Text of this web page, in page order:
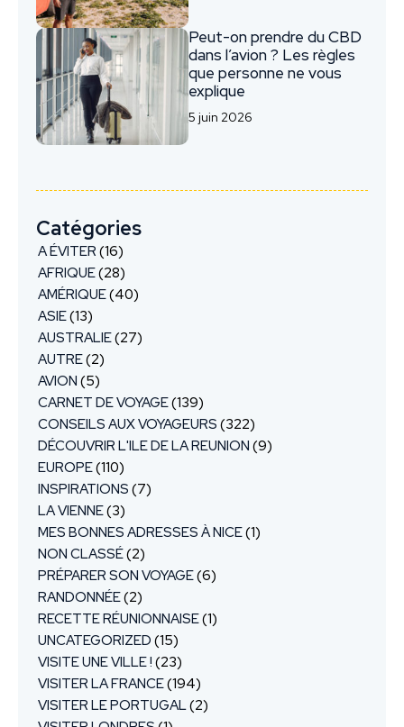
Peut-on prendre du CBD
dans l’avion ? Les règles
que personne ne vous
explique
5 juin 2026
Catégories
A ÉVITER (16)
AFRIQUE(28)
AMÉRIQUE(40)
ASIE(13)
AUSTRALIE(27)
AUTRE(2)
AVION (5)
CARNET DE VOYAGE(139)
CONSEILS AUX VOYAGEURS (322)
DÉCOUVRIR L'ILE DE LA REUNION (9)
EUROPE(110)
INSPIRATIONS (7)
LA VIENNE(3)
MES BONNES ADRESSES À NICE(1)
NON CLASSÉ(2)
PRÉPARER SON VOYAGE(6)
RANDONNÉE(2)
RECETTE RÉUNIONNAISE(1)
UNCATEGORIZED (15)
VISITE UNE VILLE ! (23)
VISITER LA FRANCE(194)
VISITER LE PORTUGAL(2)